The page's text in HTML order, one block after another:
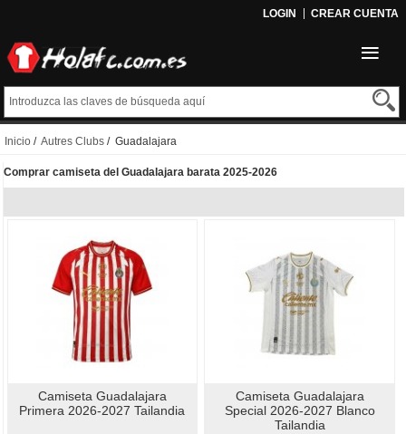
LOGIN CREAR CUENTA
Inicio / Autres Clubs / Guadalajara
Comprar camiseta del Guadalajara barata 2025-2026
Camiseta Guadalajara
Primera 2026-2027 Tailandia
Camiseta Guadalajara
Special 2026-2027 Blanco
Tailandia